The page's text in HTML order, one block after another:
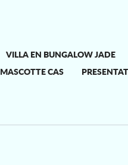
VILLA EN BUNGALOW JADE
MASCOTTE CAS